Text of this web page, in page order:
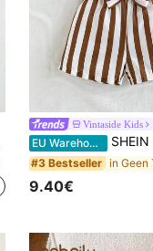
Vintaside Kids
EU Warehouse SHEIN Vintaside Kids Set van zomertanktop met
#3 Bestseller
9.40€